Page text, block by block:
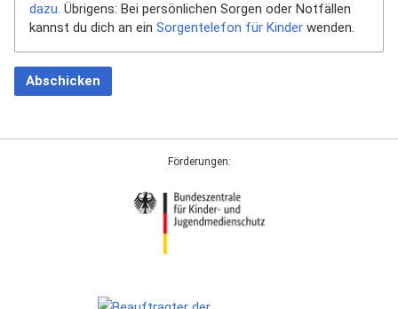
dazu. Übrigens: Bei persönlichen Sorgen oder Notfällen
kannst du dich an ein Sorgentelefon für Kinder wenden.
Abschicken
Förderungen: